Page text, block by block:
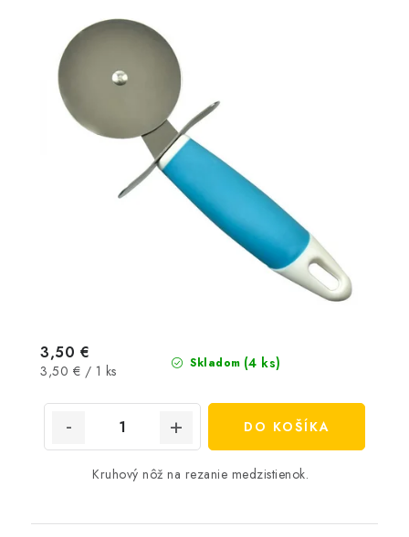
Skladom (4 ks)
3,50 €
Jednotková
3,50 € / 1 ks
DO KOŠÍKA
Kruhový nôž na rezanie medzistienok.